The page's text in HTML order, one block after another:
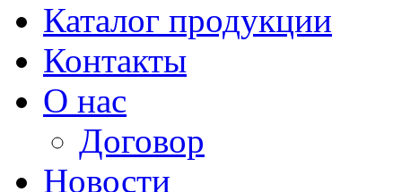
Каталог продукции
Контакты
О нас
Договор
Новости